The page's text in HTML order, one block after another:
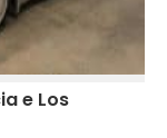
e Los